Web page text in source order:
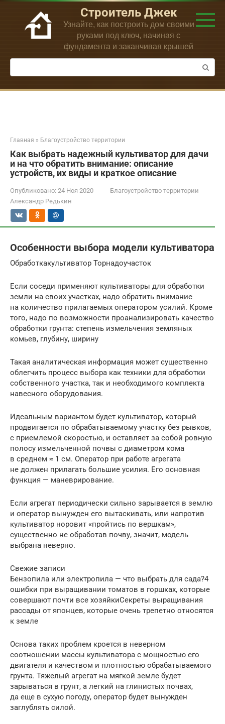
Перейти
контенту
Строитель Джек
Узнайте, как построить дом своими
руками под ключ, начиная с
фундамента и заканчивая крышей
Поиск:
Главная » Благоустройство территории
Как выбрать надежный культиватор для дачи
и на что обратить внимание: описание
устройств, их виды и краткое описание
Опубликовано: 24 Ноя 2020
Благоустройство территории
Александр Редькин
Особенности выбора модели культиватора
Обработкакультиватор Торнадоучасток
Если соседи применяют культиваторы для обработки
земли на своих участках, надо обратить внимание
на количество прилагаемых оператором усилий. Кроме
того, надо по возможности проанализировать качество
обработки грунта: степень измельчения земляных
комьев, глубину, ширину
Такая аналитическая информация может существенно
облегчить процесс выбора как техники для обработки
собственного участка, так и необходимого комплекта
навесного оборудования.
Идеальным вариантом будет культиватор, который
продвигается по обрабатываемому участку без рывков,
с приемлемой скоростью, и оставляет за собой ровную
полосу измельченной почвы с диаметром кома
в среднем ≈ 1 см. Оператор при работе агрегата
не должен прилагать большие усилия. Его основная
функция — маневрирование.
Если агрегат периодически сильно зарывается в землю
и оператор вынужден его вытаскивать, или напротив
культиватор норовит «пройтись по вершкам»,
существенно не обработав почву, значит, модель
выбрана неверно.
Свежие записи
Бензопила или электропила — что выбрать для сада?4
ошибки при выращивании томатов в горшках, которые
совершают почти все хозяйкиСекреты выращивания
рассады от японцев, которые очень трепетно относятся
к земле
Основа таких проблем кроется в неверном
соотношении массы культиватора с мощностью его
двигателя и качеством и плотностью обрабатываемого
грунта. Тяжелый агрегат на мягкой земле будет
зарываться в грунт, а легкий на глинистых почвах,
да еще в сухую погоду, оператор будет вынужден
заглублять силой.